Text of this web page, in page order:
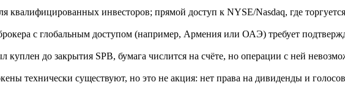
квалифицированных инвесторов; прямой доступ к NYSE/Nasdaq, где
с глобальным доступом (например, Армения или ОАЭ) требует
куплен до закрытия SPB, бумага числится на счёте, но операции с ней
технически существуют, но это не акция: нет права на дивиденды и